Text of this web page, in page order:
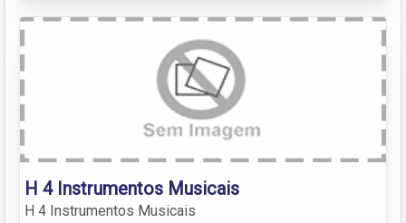
H 4 Instrumentos Musicais
H 4 Instrumentos Musicais